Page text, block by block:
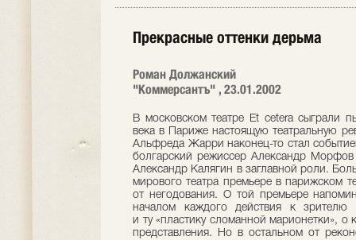
Прекрасные оттенки дерьма
Роман Должанский
"Коммерсантъ" , 23.01.2002
В московском театре Et cetera сыграли
века в Париже настоящую театральную
Альфреда Жарри наконец-то стал
болгарский режиссер Александр Морфов
Александр Калягин в заглавной роли.
мирового театра премьере в парижском
от негодования. О той премьере
началом каждого действия к
и ту «пластику сломанной марионетки», о
представления. Но в остальном от